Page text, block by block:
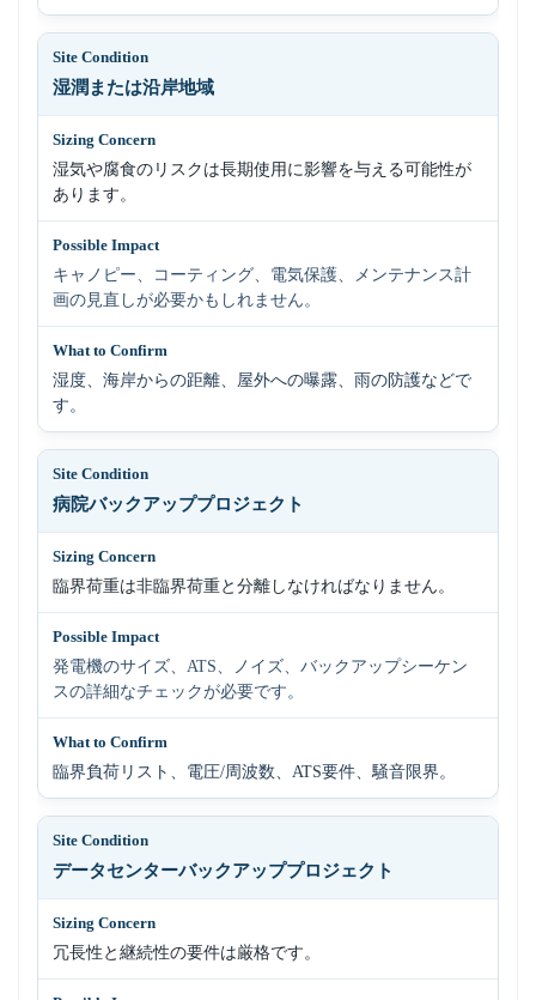
湿潤または沿岸地域
湿気や腐食のリスクは長期使用に影響を与える可能性が
あります。
キャノピー、コーティング、電気保護、メンテナンス計
画の見直しが必要かもしれません。
湿度、海岸からの距離、屋外への曝露、雨の防護などで
す。
病院バックアッププロジェクト
臨界荷重は非臨界荷重と分離しなければなりません。
発電機のサイズ、ATS、ノイズ、バックアップシーケン
スの詳細なチェックが必要です。
臨界負荷リスト、電圧/周波数、ATS要件、騒音限界。
データセンターバックアッププロジェクト
冗長性と継続性の要件は厳格です。